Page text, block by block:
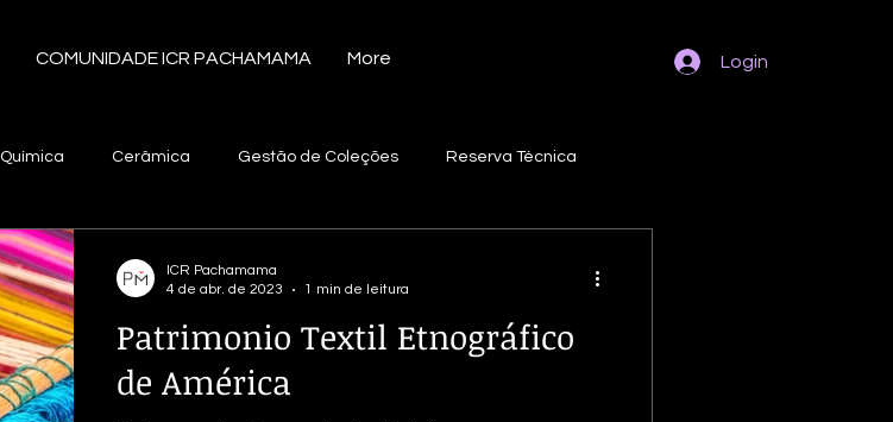
COMUNIDADE ICR PACHAMAMA More Login
Química Cerâmica Gestão de Coleções Reserva Técnica
Documentos
América Latina Tecido Plumária Embalagem
Patrimonio Textil Etnográfico
de América
ICR Pachamama
4 de abr. de 2023
1 min de leitura